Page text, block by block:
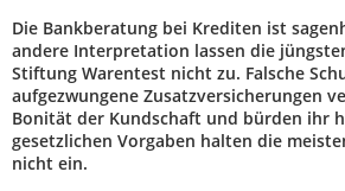
Die Bankberatung bei Krediten ist
andere Interpretation lassen die
Stiftung Warentest nicht zu. Falsche
aufgezwungene Zusatzversicherungen
Bonität der Kundschaft und bürden ihr
gesetzlichen Vorgaben halten die
nicht ein.